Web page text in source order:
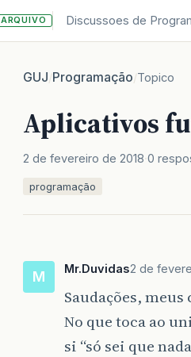
ARQUIVO Discussoes de
GUJ/Programação/Topico
Aplicativos
2 de fevereiro de 2018 0
programação
M Mr.Duvidas2 de
Saudações, meus
No que toca ao
si “só sei que